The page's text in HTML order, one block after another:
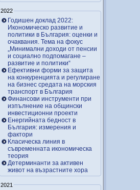
2022
Годишен доклад 2022:
Икономическо развитие и
политики в България: оценки и
очаквания. Тема на фокус
„Минимални доходи от пенсии
и социално подпомагане –
развитие и политики“
Ефективни форми за защита
на конкуренцията и регулиране
на бизнес средата на морския
транспорт в България
Финансови инструменти при
изпълнение на общински
инвестиционни проекти
Енергийната бедност в
България: измерения и
фактори
Класическа линия в
съвременната икономическа
теория
Детерминанти за активен
живот на възрастните хора
2021